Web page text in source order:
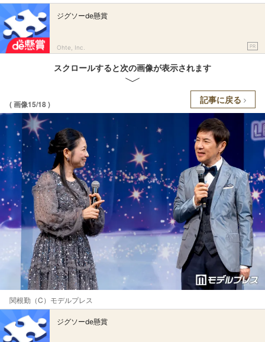
ジグソーde懸賞
Ohte, Inc. PR
スクロールすると次の画像が表示されます
( 画像15/18 ) 記事に戻る
関根勤（C）モデルプレス
ジグソーde懸賞